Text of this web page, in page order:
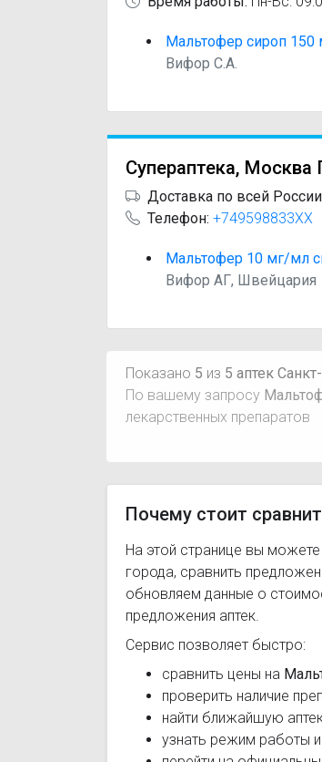
Мальтофер сироп 150
Вифор С.А.
Супераптека, Москва
Доставка по всей России
Телефон: +749598833XX
Мальтофер 10 мг/мл
Вифор АГ, Швейцария
Показано 5 из 5 аптек
По вашему запросу
лекарственных препаратов
Почему стоит
На этой странице вы
города, сравнить
обновляем данные о
предложения аптек.
Сервис позволяет быстро:
сравнить цены на
проверить наличие
найти ближайшую
узнать режим работы и